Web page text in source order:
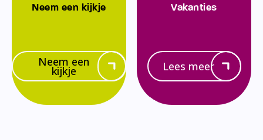
Neem een kijkje
Neem een
kijkje
Vakanties
Lees meer